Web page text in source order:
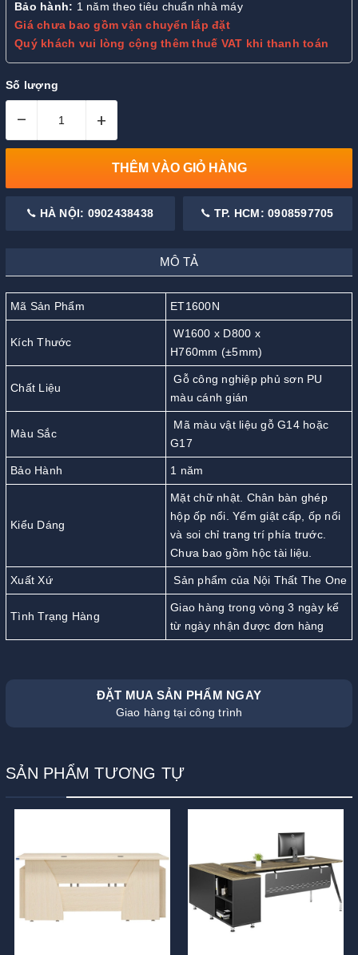
Bảo hành: 1 năm theo tiêu chuẩn nhà máy
Giá chưa bao gồm vận chuyển lắp đặt
Quý khách vui lòng cộng thêm thuế VAT khi thanh toán
Số lượng
– +
THÊM VÀO GIỎ HÀNG
HÀ NỘI: 0902438438 TP. HCM: 0908597705
MÔ TẢ
Mã Sản Phẩm ET1600N
Kích Thước
W1600 x D800 x
H760mm (±5mm)
Chất Liệu
Gỗ công nghiệp phủ sơn PU
màu cánh gián
Màu Sắc
Mã màu vật liệu gỗ G14 hoặc
G17
Bảo Hành 1 năm
Kiểu Dáng
Mặt chữ nhật. Chân bàn ghép
hộp ốp nổi. Yếm giật cấp, ốp nổi
và soi chỉ trang trí phía trước.
Chưa bao gồm hộc tài liệu.
Xuất Xứ Sản phẩm của Nội Thất The One
Tình Trạng Hàng
Giao hàng trong vòng 3 ngày kể
từ ngày nhận được đơn hàng
ĐẶT MUA SẢN PHẨM NGAY
Giao hàng tại công trình
SẢN PHẨM TƯƠNG TỰ